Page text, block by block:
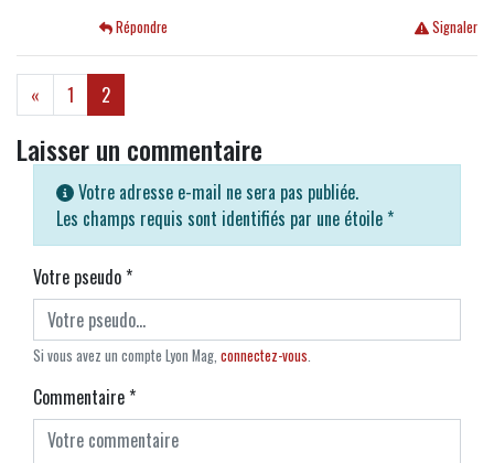
Signaler
Répondre
« 1 2(current)
Laisser un commentaire
Votre adresse e-mail ne sera pas publiée.
Les champs requis sont identifiés par une étoile *
Votre pseudo*
Si vous avez un compte Lyon Mag, connectez-vous.
Commentaire*